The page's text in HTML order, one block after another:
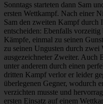
Sonntags starteten dann Sam
ersten Wettkampf. Nach einer
Sam den zweiten Kampf
entscheiden: Ebenfalls
Kämpfe, einmal zu seinen
zu seinen Ungusten durch
ausgezeichneter Zweiter.
unter anderem durch einen
dritten Kampf verlor er leider
überlegenen Gegner, wodurch
verzichten musste und
ersten Einsatz auf einem